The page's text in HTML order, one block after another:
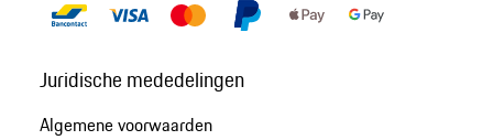
Juridische mededelingen
Algemene voorwaarden